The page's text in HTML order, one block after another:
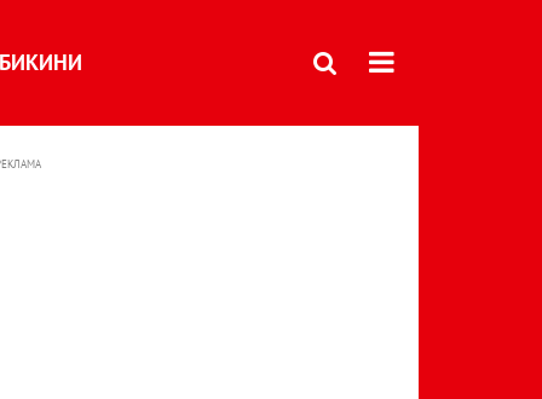
БИКИНИ